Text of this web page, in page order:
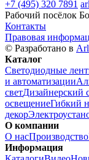
+7 (495) 320 7891
Рабочий посёлок
Контакты
Правовая
© Разработано в
Каталог
Светодиодные
и автоматизации
светДизайнерский
освещениеГибкий
декор
О компании
О насПроизводство
Информация